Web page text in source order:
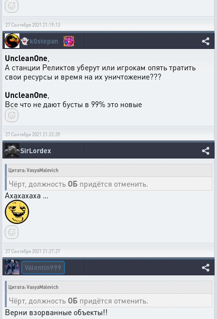
27 Сентября 2021 21:19:13
👻k0stepan
UncleanOne
А станции Реликтов уберут или игрокам опять тратить
свои ресурсы и время на их уничтожение???
UncleanOne
Все что не дают бусты в 99% это новые
27 Сентября 2021 21:22:39
SirLordex
Цитата: VasyaMalevich
Чёрт, должность ОБ придётся отменить.
Ахахахаха ...
27 Сентября 2021 21:27:27
Valentin999
Цитата: VasyaMalevich
Чёрт, должность ОБ придётся отменить.
Верни взорванные объекты!!